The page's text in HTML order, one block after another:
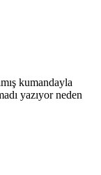
kumandayla
yazıyor neden